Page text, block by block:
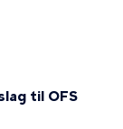
til OFS